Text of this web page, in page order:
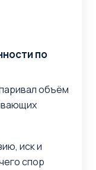
по
объём
иск и
спор